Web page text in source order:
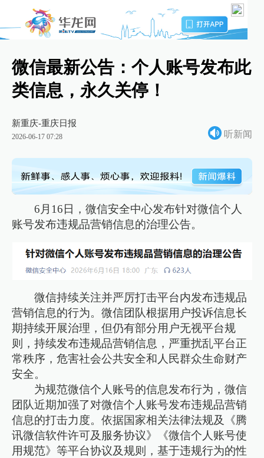
微信最新公告：个人账号发布此
类信息，永久关停！
新重庆-重庆日报
2026-06-17 07:28 听新闻
6月16日，微信安全中心发布针对微信个人
账号发布违规品营销信息的治理公告。
微信持续关注并严厉打击平台内发布违规品
营销信息的行为。微信团队根据用户投诉信息长
期持续开展治理，但仍有部分用户无视平台规
则，持续发布违规品营销信息，严重扰乱平台正
常秩序，危害社会公共安全和人民群众生命财产
安全。
为规范微信个人账号的信息发布行为，微信
团队近期加强了对微信个人账号发布违规品营销
信息的打击力度。依据国家相关法律法规及《腾
讯微信软件许可及服务协议》《微信个人账号使
用规范》等平台协议及规则，基于违规行为的性